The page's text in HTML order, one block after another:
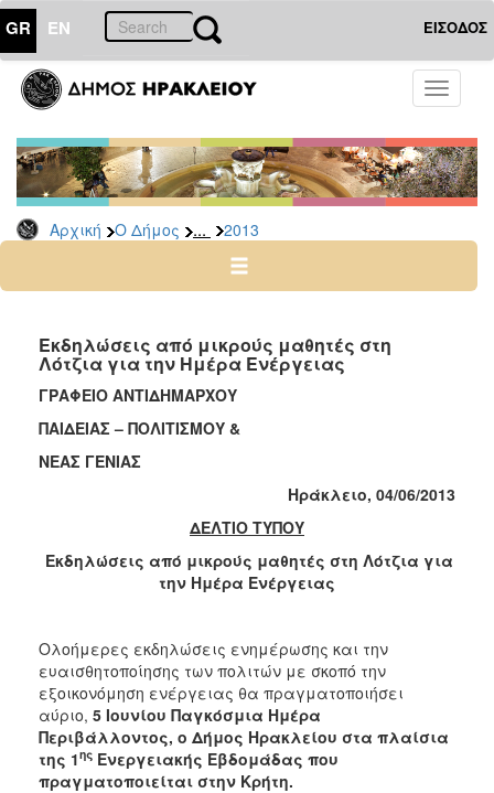
GR EN ΕΙΣΟΔΟΣ
Toggle
Αρχική Ο Δήμος ... 2013
ΔΗΜΟΣ
Δελτία
Τύπου
Αρχείο
2026
2024
2022
2021
2020
2019
2016
2012
2011
2010
2006
Εκδηλώσεις από μικρούς μαθητές στη
Λότζια για την Ημέρα Ενέργειας
ΓΡΑΦΕΙΟ ΑΝΤΙΔΗΜΑΡΧΟΥ
ΠΑΙΔΕΙΑΣ – ΠΟΛΙΤΙΣΜΟΥ &
ΝΕΑΣ ΓΕΝΙΑΣ
Ηράκλειο, 04/06/2013
ΔΕΛΤΙΟ ΤΥΠΟΥ
Εκδηλώσεις από μικρούς μαθητές στη Λότζια για
την Ημέρα Ενέργειας
Ολοήμερες εκδηλώσεις ενημέρωσης και την
ευαισθητοποίησης των πολιτών με σκοπό την
εξοικονόμηση ενέργειας θα πραγματοποιήσει
αύριο, 5 Ιουνίου Παγκόσμια Ημέρα
Περιβάλλοντος, ο Δήμος Ηρακλείου στα πλαίσια
της 1ης Ενεργειακής Εβδομάδας που
πραγματοποιείται στην Κρήτη.